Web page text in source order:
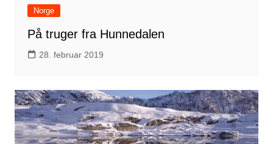
Norge
På truger fra Hunnedalen
28. februar 2019